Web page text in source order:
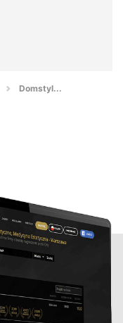
Domstyl...